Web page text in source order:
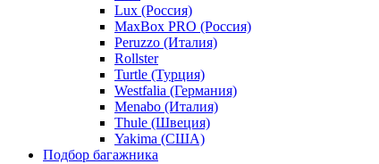
Lux (Россия)
MaxBox PRO (Россия)
Peruzzo (Италия)
Rollster
Turtle (Турция)
Westfalia (Германия)
Menabo (Италия)
Thule (Швеция)
Yakima (США)
Подбор багажника